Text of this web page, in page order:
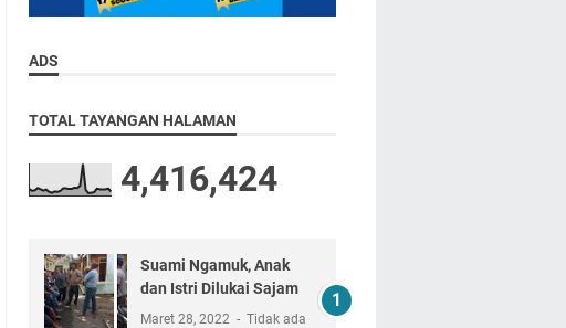
ADS
TOTAL TAYANGAN HALAMAN
4,416,424
Suami Ngamuk, Anak
dan Istri Dilukai Sajam
Maret 28, 2022
Tidak ada